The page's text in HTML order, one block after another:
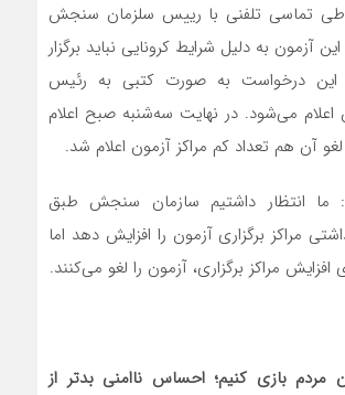
طی تماسی تلفنی با رییس سلزمان سنجش
آزمون به دلیل شرایط کرونایی نباید برگزار
درخواست به صورت کتبی به رئیس
می‌شود. در نهایت سه‌شنبه صبح اعلام
آن هم تعداد کم مراکز آزمون اعلام شد.
ما انتظار داشتیم سازمان سنجش طبق
مراکز برگزاری آزمون را افزایش دهد اما
افزایش مراکز برگزاری، آزمون را لغو می‌کنند.
مردم بازی کنیم؛ احساس ناامنی بدتر از